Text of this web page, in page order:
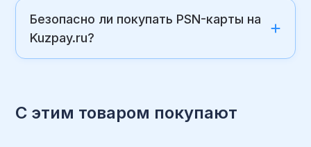
Безопасно ли покупать PSN-карты на
Kuzpay.ru?
С этим товаром покупают